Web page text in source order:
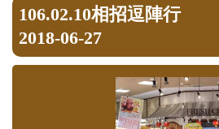
106.02.10相招逗陣行
2018-06-27